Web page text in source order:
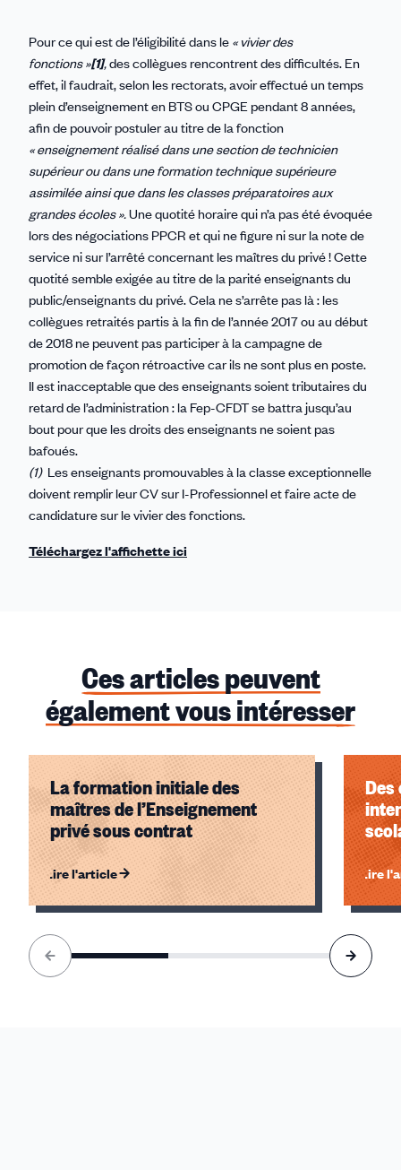
Pour ce qui est de l’éligibilité dans le « vivier des
fonctions »[1],des collègues rencontrent des difficultés. En
effet, il faudrait, selon les rectorats, avoir effectué un temps
plein d’enseignement en BTS ou CPGE pendant 8 années,
afin de pouvoir postuler au titre de la fonction
« enseignement réalisé dans une section de technicien
supérieur ou dans une formation technique supérieure
assimilée ainsi que dans les classes préparatoires aux
grandes écoles ».Une quotité horaire qui n’a pas été évoquée
lors des négociations PPCR et qui ne figure ni sur la note de
service ni sur l’arrêté concernant les maîtres du privé ! Cette
quotité semble exigée au titre de la parité enseignants du
public/enseignants du privé. Cela ne s’arrête pas là : les
collègues retraités partis à la fin de l’année 2017 ou au début
de 2018 ne peuvent pas participer à la campagne de
promotion de façon rétroactive car ils ne sont plus en poste.
Il est inacceptable que des enseignants soient tributaires du
retard de l’administration : la Fep-CFDT se battra jusqu’au
bout pour que les droits des enseignants ne soient pas
bafoués.
(1) Les enseignants promouvables à la classe exceptionnelle
doivent remplir leur CV sur I-Professionnel et faire acte de
candidature sur le vivier des fonctions.
Téléchargez l'affichette ici
Ces articles peuvent
également vous intéresser
La formation initiale des
maîtres de l’Enseignement
privé sous contrat
Lire l'article Lire